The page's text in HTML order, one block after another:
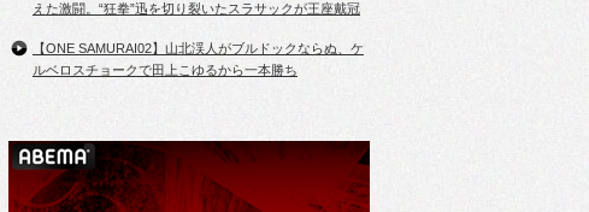
えた激闘。“狂拳”迅を切り裂いたスラサックが王座戴冠
【ONE SAMURAI02】山北渓人がブルドックならぬ、ケ
ルベロスチョークで田上こゆるから一本勝ち